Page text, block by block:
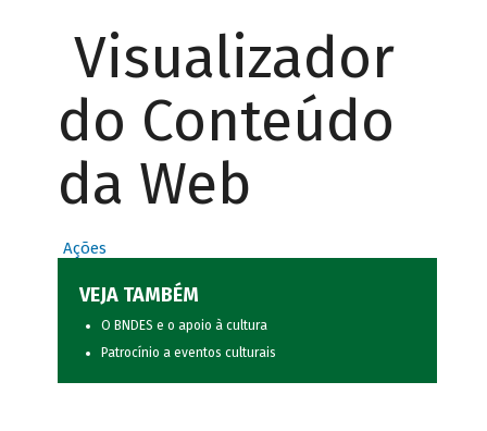
Visualizador
do Conteúdo
da Web
Ações
VEJA TAMBÉM
O BNDES e o apoio à cultura
Patrocínio a eventos culturais